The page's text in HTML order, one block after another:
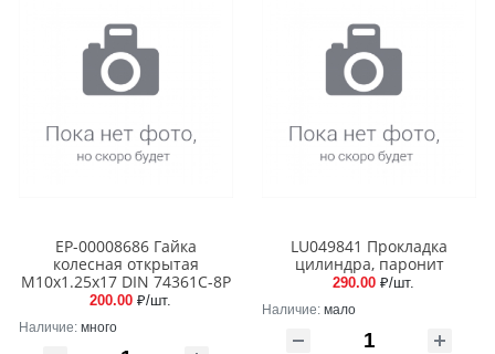
EP-00008686 Гайка
колесная открытая
М10x1.25x17 DIN 74361C-8P
200.00 ₽/шт.
Наличие: много
LU049841 Прокладка
цилиндра, паронит
290.00 ₽/шт.
Наличие: мало